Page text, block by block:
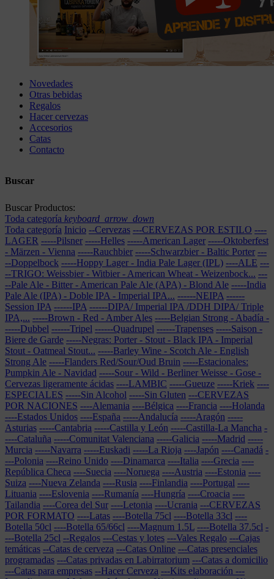
Novedades
Otras bebidas
Regalos
Hacer cervezas
Accesorios
Catas
Contacto
Buscar
Buscar Productos:
Toda categoría keyboard_arrow_down
Toda categoría Inicio --Cervezas ---CERVEZAS POR ESTILO ----
LAGER -----Pilsner -----Helles -----American Lager -----Oktoberfest
- Märzen - Vienna -----Rauchbier -----Schwarzbier - Baltic Porter ---
--Doppelbock -----Hoppy Lager - India Pale Lager (IPL) ----ALE ---
--TRIGO: Weissbier - Witbier - American Wheat - Weizenbock... ---
--Pale Ale - Bitter - American Pale Ale (APA) - Blond Ale -----India
Pale Ale (IPA) - Doble IPA - Imperial IPA... ------NEIPA ------
Session IPA ------IPA ------DIPA/ Imperial IPA /DDH DIPA/ Triple
IPA,... -----Brown - Red - Amber Ales -----Belgian Strong - Abadía -
-----Dubbel ------Tripel ------Quadrupel ------Trapenses -----Saison -
Biere de Garde -----Negras: Porter - Stout - Black IPA - Imperial
Stout - Oatmeal Stout... -----Barley Wine - Scotch Ale - English
Strong Ale -----Flanders Red/Sour/Oud Bruin -----Estacionales:
Pumpkin Ale - Navidad -----Sour - Wild - Berliner Weisse - Gose -
Cervezas ligeramente ácidas ----LAMBIC -----Gueuze -----Kriek ----
ESPECIALES -----Sin Alcohol -----Sin Gluten ---CERVEZAS
POR NACIONES ----Alemania ----Bélgica ----Francia ----Holanda
----Estados Unidos ----España -----Andalucía -----Aragón -----
Asturias -----Cantabria -----Castilla y León -----Castilla-La Mancha -
----Cataluña -----Comunitat Valenciana -----Galicia -----Madrid -----
Murcia -----Navarra -----Euskadi -----La Rioja ----Japón ----Canadá -
---Polonia ----Reino Unido ----Dinamarca ----Italia ----Grecia ----
República Checa ----Suecia ----Noruega ----Austria ----Estonia ----
Suiza ----Nueva Zelanda ----Rusia ----Finlandia ----Portugal ----
Lituania ----Eslovenia ----Rumanía ----Hungría ----Croacia ----
Tailandia ----Corea del Sur ----Letonia ----Ucrania ---CERVEZAS
POR FORMATO ----Latas ----Botella 75cl ----Botella 33cl ----
Botella 50cl ----Botella 65/66cl ----Magnum 1.5L ----Botella 37.5cl -
---Botella 25cl --Regalos ---Cestas y lotes ---Vales Regalo ---Cajas
temáticas --Catas de cerveza ---Catas Online ---Catas presenciales
programadas ---Catas privadas en Labirratorium ---Catas a domicilio
---Catas para empresas --Hacer Cerveza ---Kits elaboración ---